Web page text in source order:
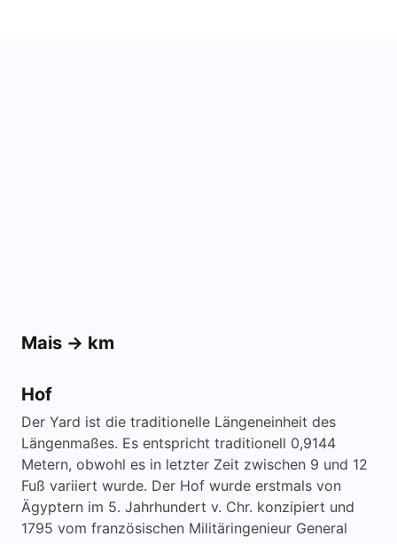
Mais -> km
Hof
Der Yard ist die traditionelle Längeneinheit des
Längenmaßes. Es entspricht traditionell 0,9144
Metern, obwohl es in letzter Zeit zwischen 9 und 12
Fuß variiert wurde. Der Hof wurde erstmals von
Ägyptern im 5. Jahrhundert v. Chr. konzipiert und
1795 vom französischen Militäringenieur General